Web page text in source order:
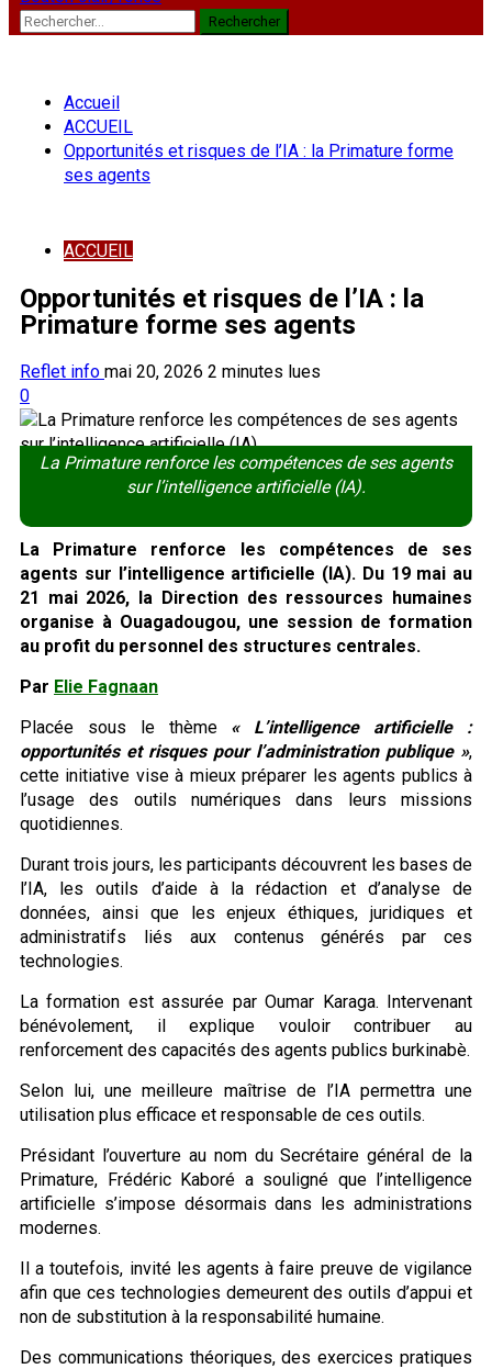
Rechercher :
Accueil
ACCUEIL
Opportunités et risques de l’IA : la Primature forme
ses agents
ACCUEIL
Opportunités et risques de l’IA : la
Primature forme ses agents
Reflet info mai 20, 2026 2 minutes lues
0
La Primature renforce les compétences de ses agents
sur l’intelligence artificielle (IA).
La Primature renforce les compétences de ses
agents sur l’intelligence artificielle (IA). Du 19 mai au
21 mai 2026, la Direction des ressources humaines
organise à Ouagadougou, une session de formation
au profit du personnel des structures centrales.
Par Elie Fagnaan
Placée sous le thème « L’intelligence artificielle :
opportunités et risques pour l’administration publique »,
cette initiative vise à mieux préparer les agents publics à
l’usage des outils numériques dans leurs missions
quotidiennes.
Durant trois jours, les participants découvrent les bases de
l’IA, les outils d’aide à la rédaction et d’analyse de
données, ainsi que les enjeux éthiques, juridiques et
administratifs liés aux contenus générés par ces
technologies.
La formation est assurée par Oumar Karaga. Intervenant
bénévolement, il explique vouloir contribuer au
renforcement des capacités des agents publics burkinabè.
Selon lui, une meilleure maîtrise de l’IA permettra une
utilisation plus efficace et responsable de ces outils.
Présidant l’ouverture au nom du Secrétaire général de la
Primature, Frédéric Kaboré a souligné que l’intelligence
artificielle s’impose désormais dans les administrations
modernes.
Il a toutefois, invité les agents à faire preuve de vigilance
afin que ces technologies demeurent des outils d’appui et
non de substitution à la responsabilité humaine.
Des communications théoriques, des exercices pratiques